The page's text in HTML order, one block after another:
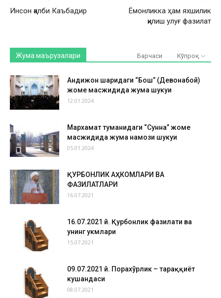
Инсон қалби Каъбадир
Ёмонликка ҳам яхшилик
қилиш улуғ фазилат
Жума маърузалари Барчаси Кўпроқ
Андижон шаҳридаги “Бош” (Девонабой)
жоме масжидида жума шукуҳи
12.01.2024
Мархамат туманидаги “Сунна” жоме
масжидида жума намози шукуҳи
05.01.2024
ҚУРБОНЛИК АҲКОМЛАРИ ВА
ФАЗИЛАТЛАРИ
16.07.2021
16.07.2021 й. Қурбонлик фазилати ва
унинг ҳукмлари
15.07.2021
09.07.2021 й. Порахўрлик – тараққиёт
кушандаси
08.07.2021